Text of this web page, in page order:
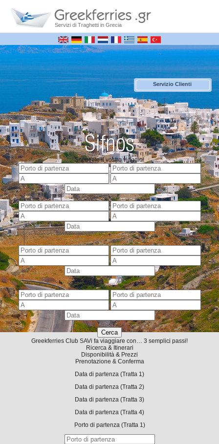
Servizi di Traghetti in Grecia
Servizio Clienti
Sifnos
Scegliete il vostro viaggio!
+
+
-
+
-
-
Greekferries Club SAVi fa viaggiare con… 3 semplici passi!
Ricerca & Itinerari
Disponibilità & Prezzi
Prenotazione & Conferma
Data di partenza (Tratta 1)
Data di partenza (Tratta 2)
Data di partenza (Tratta 3)
Data di partenza (Tratta 4)
Porto di partenza (Tratta 1)